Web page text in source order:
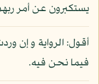
يستكبرون عن أمر
أقول: الرواية و إن
فيما نحن فيه.